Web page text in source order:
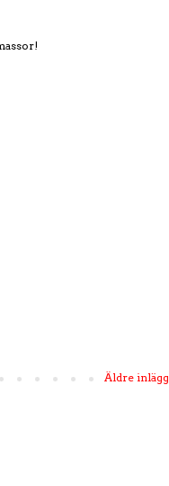
Äldre inlägg